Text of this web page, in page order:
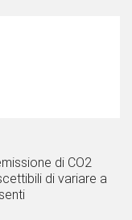
di CO2
di variare a